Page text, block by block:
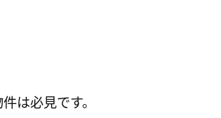
は必見です。